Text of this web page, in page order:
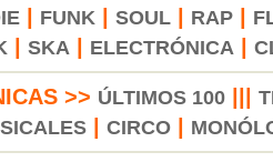
| FUNK SOUL| RAP|
SKA ELECTRÓNICA
>> ÚLTIMOS 100
CIRCO